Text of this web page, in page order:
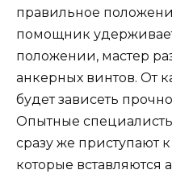
правильное
помощник
положении, мастер
анкерных винтов. От
будет зависеть
Опытные
сразу же приступают
которые вставляются